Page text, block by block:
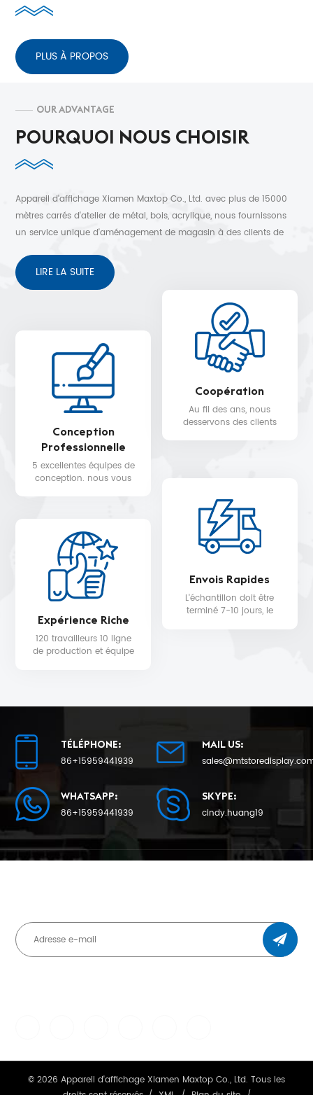
PLUS À PROPOS
OUR ADVANTAGE
POURQUOI NOUS CHOISIR
Appareil d'affichage Xiamen Maxtop Co., Ltd. avec plus de 15000
mètres carrés d'atelier de métal, bois, acrylique, nous fournissons
un service unique d'aménagement de magasin à des clients de
service après-vente sans soucis.
LIRE LA SUITE
Conception
Professionnelle
5 excellentes équipes de
conception. nous vous
Coopération
Au fil des ans, nous
desservons des clients
Expérience Riche
120 travailleurs 10 ligne
de production et équipe
Envois Rapides
L'échantillon doit être
terminé 7-10 jours, le
TÉLÉPHONE:
86+15959441939
MAIL US:
WHATSAPP:
86+15959441939
SKYPE:
cindy.huang19
© 2026 Appareil d'affichage Xiamen Maxtop Co., Ltd. Tous les